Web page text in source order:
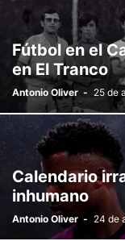
Fútbol en el
en El Tranco
Antonio Oliver - 25 de
Calendario
inhumano
Antonio Oliver - 24 de